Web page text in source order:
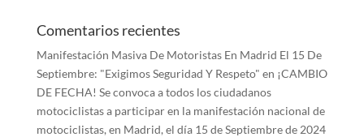
Comentarios recientes
Manifestación Masiva De Motoristas En Madrid El 15 De
Septiembre: "Exigimos Seguridad Y Respeto" en ¡CAMBIO
DE FECHA! Se convoca a todos los ciudadanos
motociclistas a participar en la manifestación nacional de
motociclistas, en Madrid, el día 15 de Septiembre de 2024